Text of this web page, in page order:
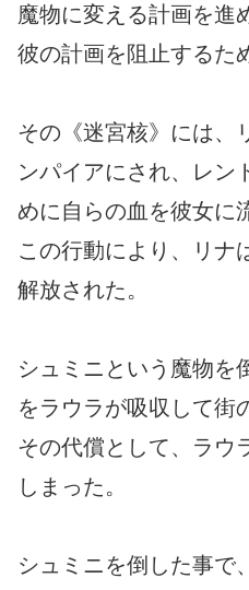
魔物に変える計画を進
彼の計画を阻止するた
その《迷宮核》には、
ンパイアにされ、レン
めに自らの血を彼女に
この行動により、リナ
解放された。
シュミニという魔物を
をラウラが吸収して街
その代償として、ラウ
しまった。
シュミニを倒した事で